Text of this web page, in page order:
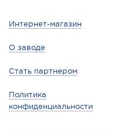
Интернет-магазин
О заводе
Стать партнером
Политика
конфиденциальности